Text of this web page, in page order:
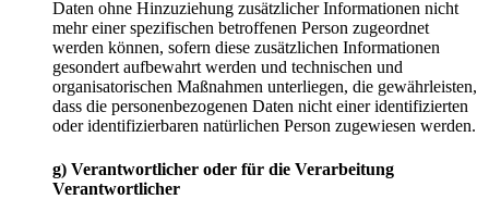
Daten ohne Hinzuziehung zusätzlicher Informationen nicht
mehr einer spezifischen betroffenen Person zugeordnet
werden können, sofern diese zusätzlichen Informationen
gesondert aufbewahrt werden und technischen und
organisatorischen Maßnahmen unterliegen, die gewährleisten,
dass die personenbezogenen Daten nicht einer identifizierten
oder identifizierbaren natürlichen Person zugewiesen werden.
g) Verantwortlicher oder für die Verarbeitung
Verantwortlicher